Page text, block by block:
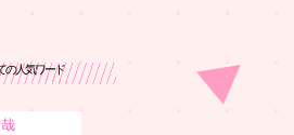
の人気ワード